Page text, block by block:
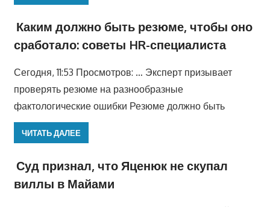
Каким должно быть резюме, чтобы оно
сработало: советы HR-специалиста
Сегодня, 11:53 Просмотров: … Эксперт призывает
проверять резюме на разнообразные
фактологические ошибки Резюме должно быть
ЧИТАТЬ ДАЛЕЕ
Суд признал, что Яценюк не скупал
виллы в Майами